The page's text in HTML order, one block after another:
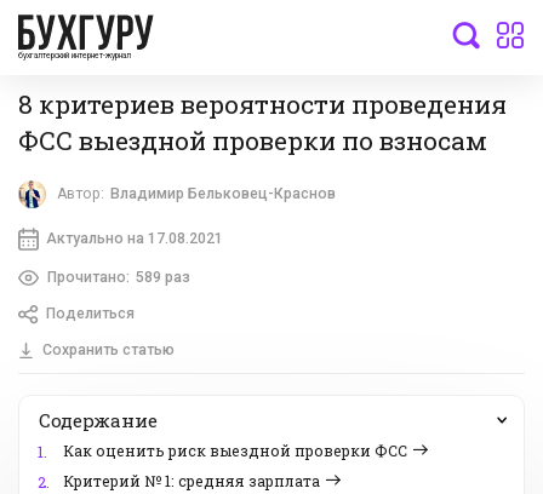
бухгалтерский интернет-журнал
8 критериев вероятности проведения
ФСС выездной проверки по взносам
Автор: Владимир Бельковец-Краснов
Актуально на 17.08.2021
Прочитано: 589 раз
Поделиться
Сохранить статью
Содержание
1.
Как оценить риск выездной проверки ФСС
2.
Критерий № 1: средняя зарплата